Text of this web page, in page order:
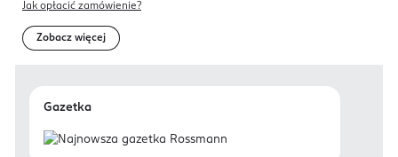
Jak opłacić zamówienie?
Zobacz więcej
Gazetka